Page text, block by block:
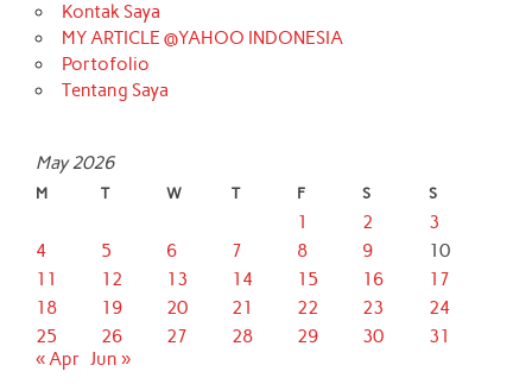
Kontak Saya
MY ARTICLE @YAHOO INDONESIA
Portofolio
Tentang Saya
May 2026
M T W T F S S
1 2
3
4
5 6 7 8 9
10
11
12 13 14 15 16
17
18
19 20 21 22 23
24
25
26 27 28 29 30
31
« Apr Jun »